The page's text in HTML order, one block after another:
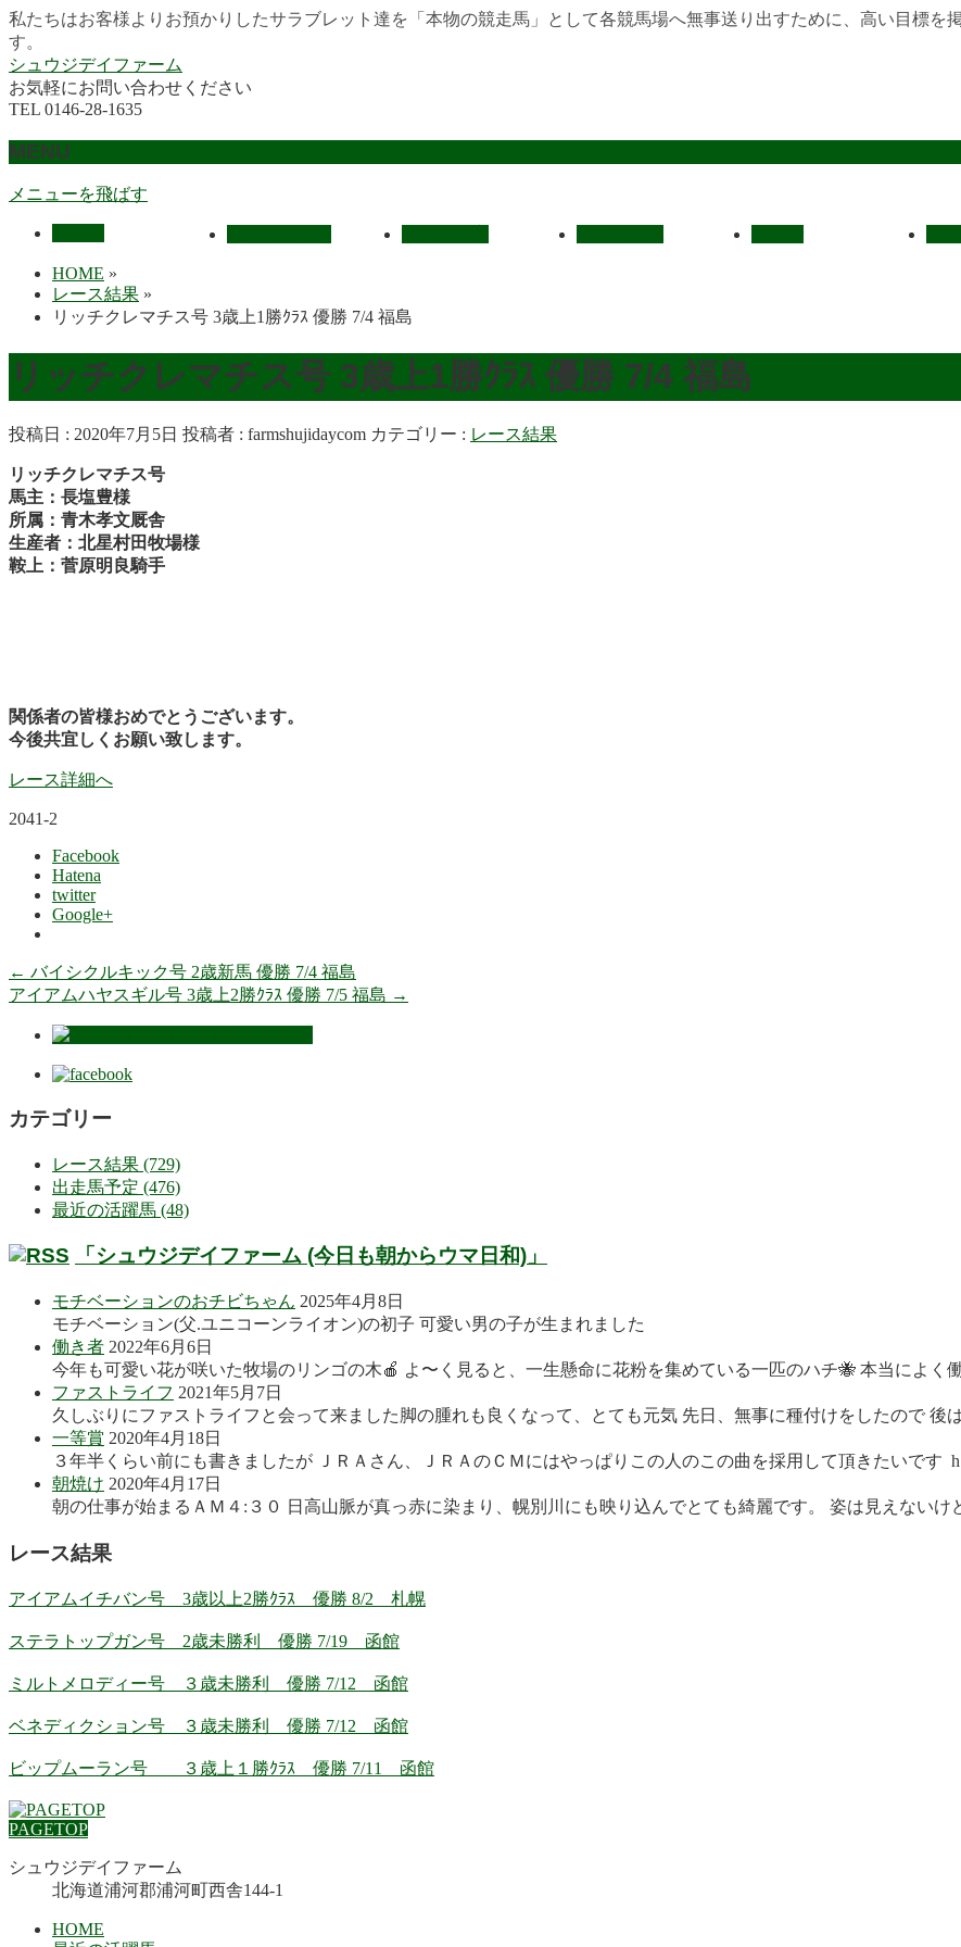
私たちはお客様よりお預かりしたサラブレット達を「本物の競走馬」として各競馬場へ無事送り出すために、高い目標を
す。
シュウジデイファーム
お気軽にお問い合わせください
TEL 0146-28-1635
MENU
メニューを飛ばす
HOME »
レース結果 »
リッチクレマチス号 3歳上1勝ｸﾗｽ 優勝 7/4 福島
リッチクレマチス号 3歳上1勝ｸﾗｽ 優勝 7/4 福島
投稿日 : 2020年7月5日 投稿者 : farmshujidaycom カテゴリー : レース結果
リッチクレマチス号
馬主：長塩豊様
所属：青木孝文厩舎
生産者：北星村田牧場様
鞍上：菅原明良騎手
関係者の皆様おめでとうございます。
今後共宜しくお願い致します。
レース詳細へ
2041-2
Facebook
Hatena
twitter
Google+
← バイシクルキック号 2歳新馬 優勝 7/4 福島
アイアムハヤスギル号 3歳上2勝ｸﾗｽ 優勝 7/5 福島 →
カテゴリー
レース結果 (729)
出走馬予定 (476)
最近の活躍馬 (48)
「シュウジデイファーム (今日も朝からウマ日和)」
モチベーションのおチビちゃん 2025年4月8日
モチベーション(父.ユニコーンライオン)の初子 可愛い男の子が生まれました
働き者 2022年6月6日
今年も可愛い花が咲いた牧場のリンゴの木🍎 よ〜く見ると、一生懸命に花粉を集めている一匹のハチ🐝 本当によく
ファストライフ 2021年5月7日
久しぶりにファストライフと会って来ました脚の腫れも良くなって、とても元気 先日、無事に種付けをしたので 後
一等賞 2020年4月18日
３年半くらい前にも書きましたが ＪＲＡさん、ＪＲＡのＣＭにはやっぱりこの人のこの曲を採用して頂きたいです
朝焼け 2020年4月17日
朝の仕事が始まるＡＭ４:３０ 日高山脈が真っ赤に染まり、幌別川にも映り込んでとても綺麗です。 姿は見えない
レース結果
アイアムイチバン号 3歳以上2勝ｸﾗｽ 優勝 8/2 札幌
ステラトップガン号 2歳未勝利 優勝 7/19 函館
ミルトメロディー号 ３歳未勝利 優勝 7/12 函館
ベネディクション号 ３歳未勝利 優勝 7/12 函館
ビップムーラン号 ３歳上１勝ｸﾗｽ 優勝 7/11 函館
PAGETOP
シュウジデイファーム
北海道浦河郡浦河町西舎144-1
HOME